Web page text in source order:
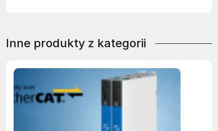
Inne produkty z kategorii